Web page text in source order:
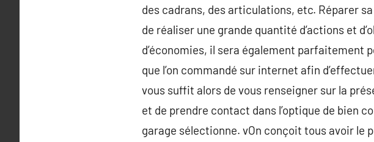
des cadrans, des articulations, etc. Réparer
de réaliser une grande quantité d’actions et
d’économies, il sera également parfaitement
que l’on commandé sur internet afin
vous suffit alors de vous renseigner sur la
et de prendre contact dans l’optique de bien
garage sélectionne. vOn conçoit tous avoir le